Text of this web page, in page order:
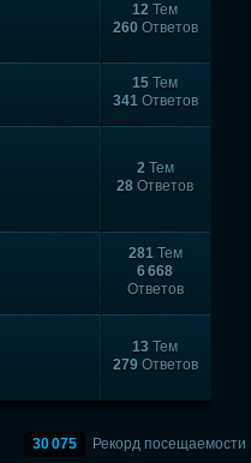
12 Тем
260 Ответов
15 Тем
341Ответов
2Тем
28 Ответов
281Тем
6 668
Ответов
13 Тем
279Ответов
30 075 Рекорд посещаемости